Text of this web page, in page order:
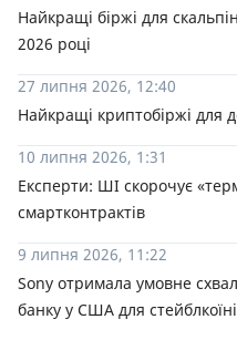
Найкращі біржі для
2026 році
27 липня 2026, 12:40
Найкращі криптобіржі для
10 липня 2026, 1:31
Експерти: ШІ скорочує
смартконтрактів
9 липня 2026, 11:22
Sony отримала умовне
банку у США для